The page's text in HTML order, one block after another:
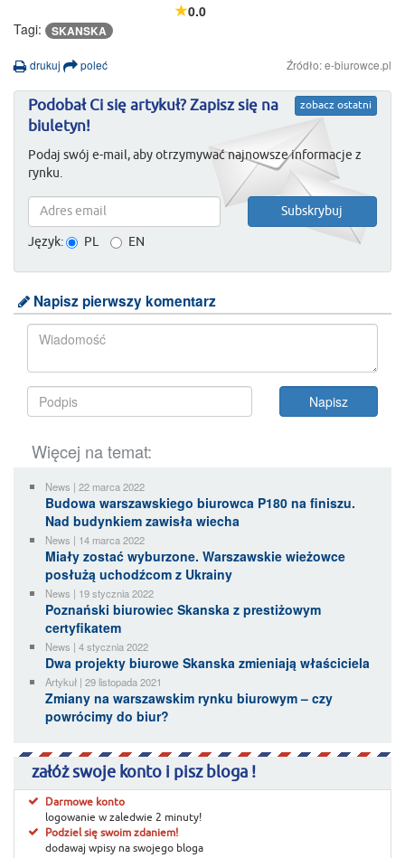
0.0
Tagi:
SKANSKA
drukuj poleć Źródło: e-biurowce.pl
zobacz ostatni
Podobał Ci się artykuł? Zapisz się na
biuletyn!
Podaj swój e-mail, aby otrzymywać najnowsze informacje z
rynku.
Język: PL EN
Napisz pierwszy komentarz
Więcej na temat:
News | 22 marca 2022
Budowa warszawskiego biurowca P180 na finiszu.
Nad budynkiem zawisła wiecha
News | 14 marca 2022
Miały zostać wyburzone. Warszawskie wieżowce
posłużą uchodźcom z Ukrainy
News | 19 stycznia 2022
Poznański biurowiec Skanska z prestiżowym
certyfikatem
News | 4 stycznia 2022
Dwa projekty biurowe Skanska zmieniają właściciela
Artykuł | 29 listopada 2021
Zmiany na warszawskim rynku biurowym – czy
powrócimy do biur?
załóż swoje konto i pisz bloga !
Darmowe konto
logowanie w zaledwie 2 minuty!
Podziel się swoim zdaniem!
dodawaj wpisy na swojego bloga